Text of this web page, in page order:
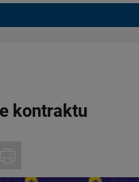
kontraktu